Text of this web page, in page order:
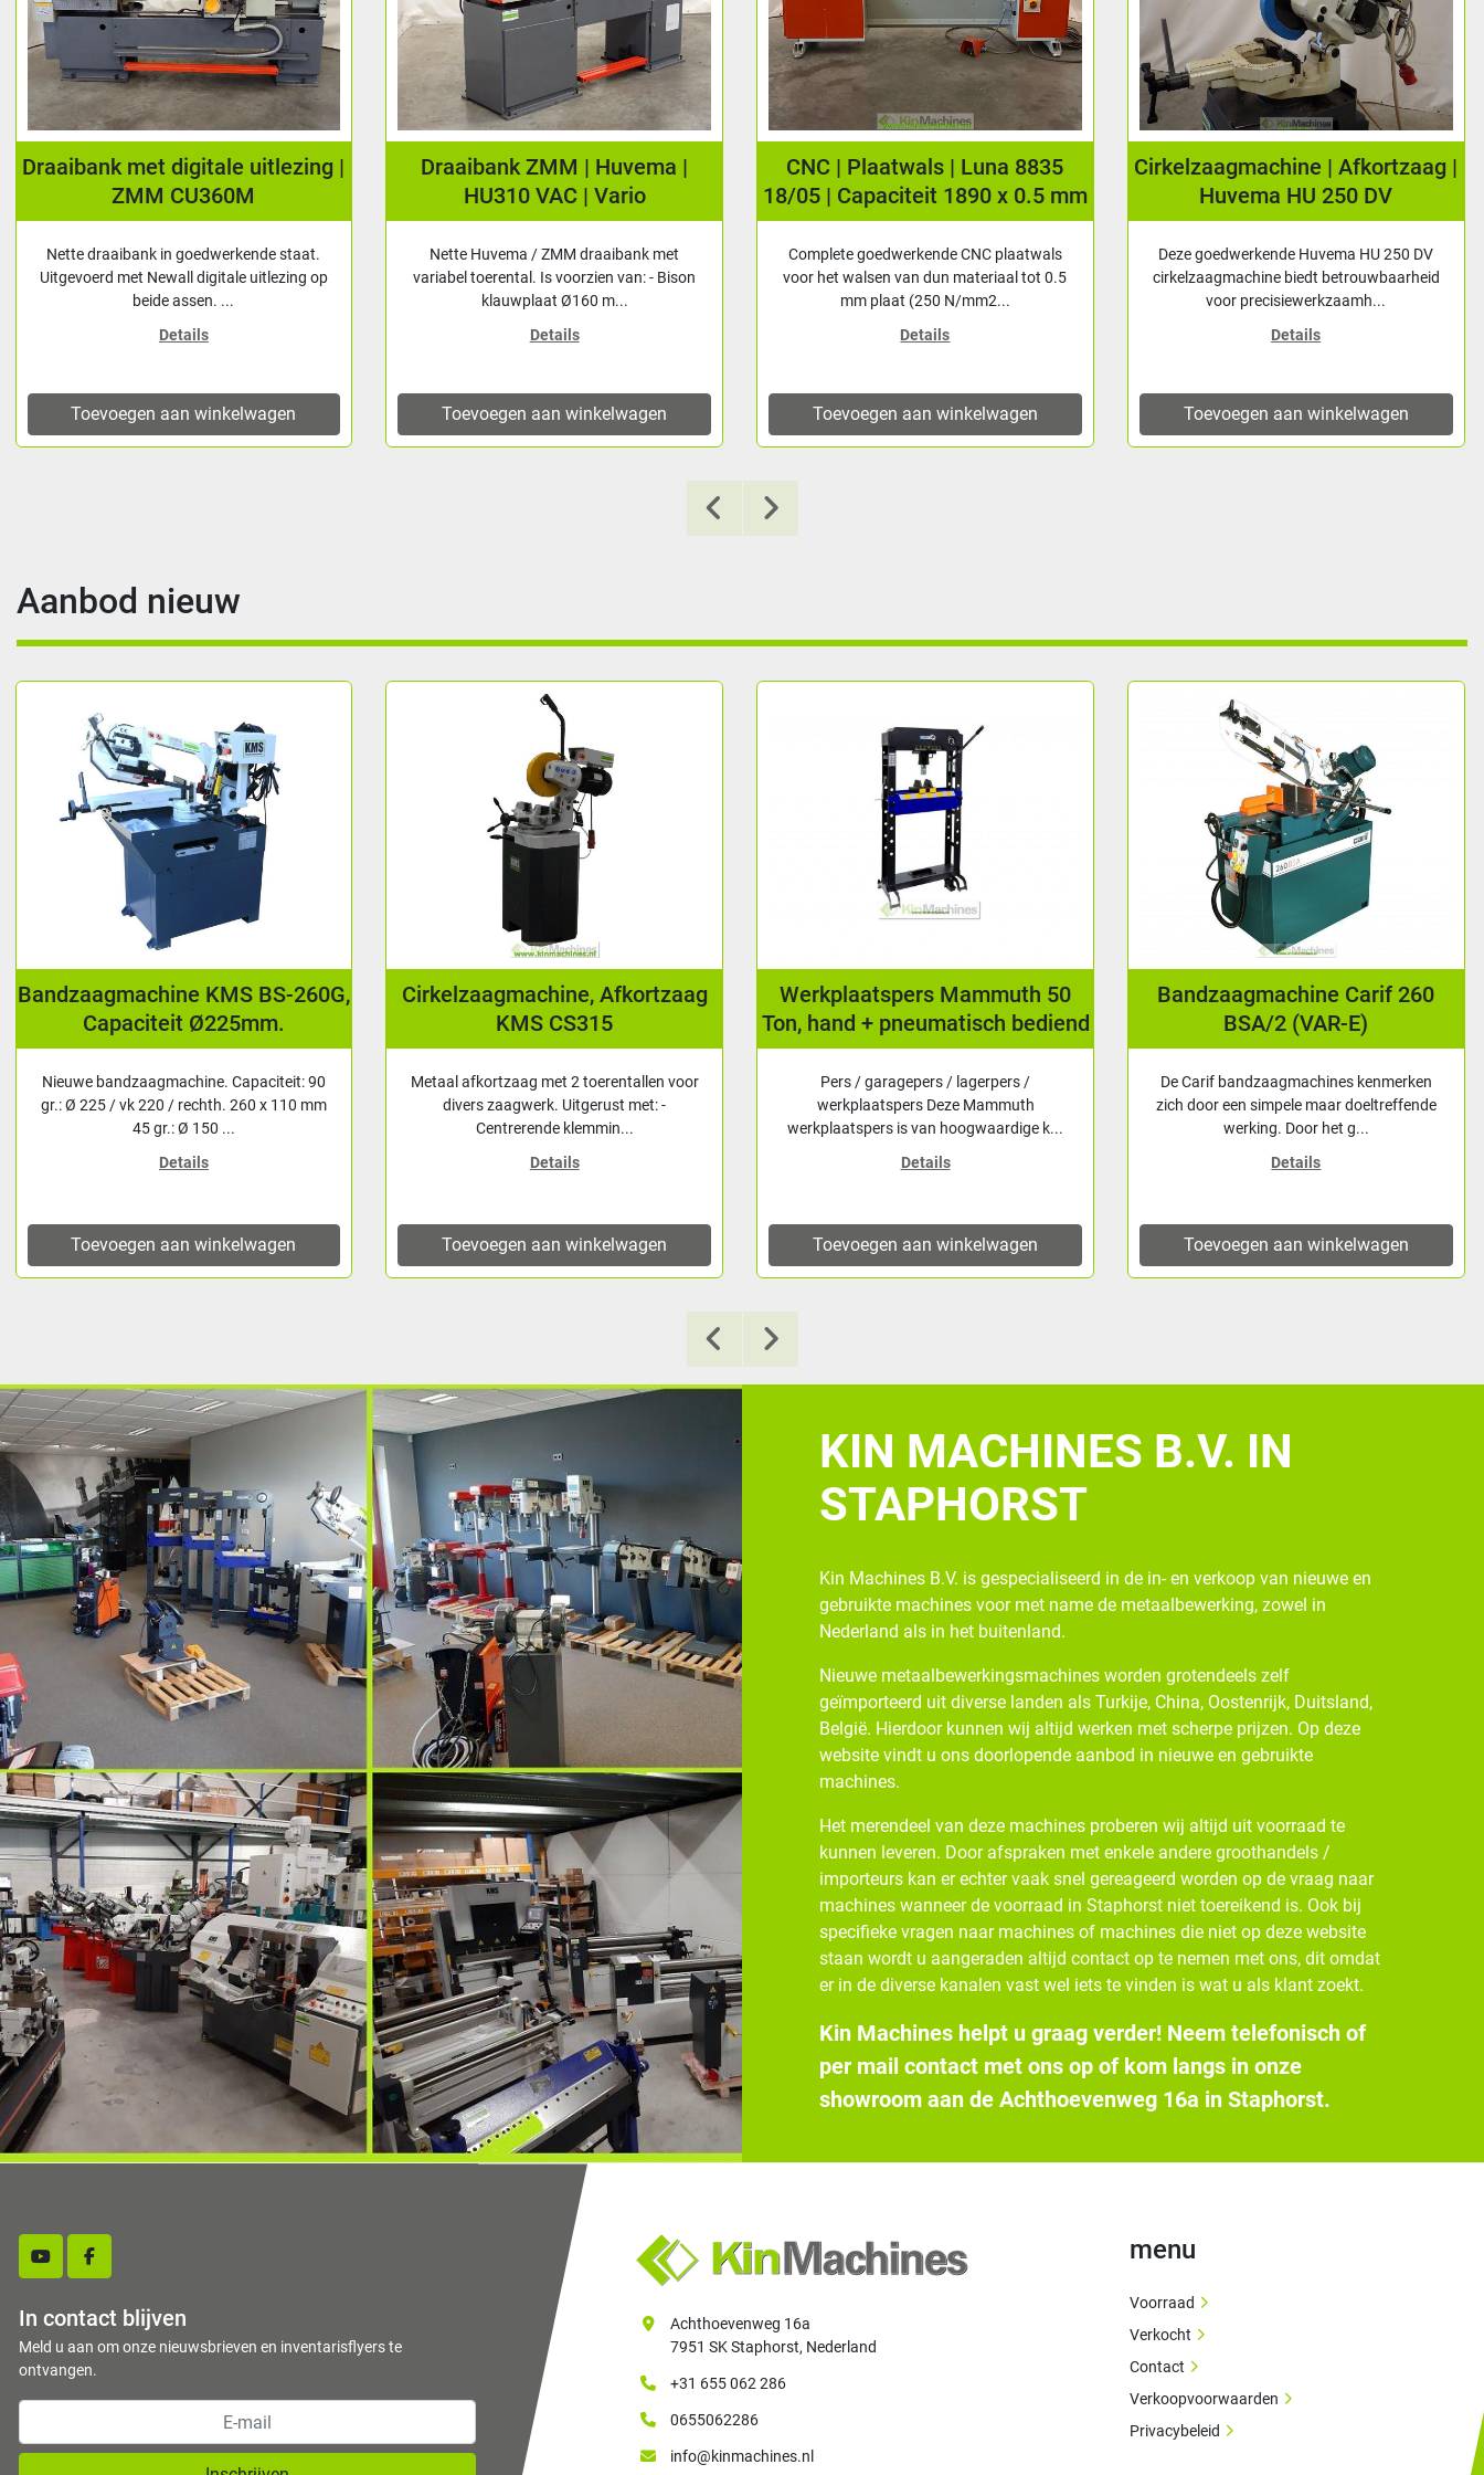
Draaibank met digitale uitlezing |
ZMM CU360M
Nette draaibank in goedwerkende staat.
Uitgevoerd met Newall digitale uitlezing op
beide assen. ...
Details
Toevoegen aan winkelwagen
Draaibank ZMM | Huvema |
HU310 VAC | Vario
Nette Huvema / ZMM draaibank met
variabel toerental. Is voorzien van: - Bison
klauwplaat Ø160 m...
Details
Toevoegen aan winkelwagen
CNC | Plaatwals | Luna 8835
18/05 | Capaciteit 1890 x 0.5 mm
Complete goedwerkende CNC plaatwals
voor het walsen van dun materiaal tot 0.5
mm plaat (250 N/mm2...
Details
Toevoegen aan winkelwagen
Cirkelzaagmachine | Afkortzaag |
Huvema HU 250 DV
Deze goedwerkende Huvema HU 250 DV
cirkelzaagmachine biedt betrouwbaarheid
voor precisiewerkzaamh...
Details
Toevoegen aan winkelwagen
Aanbod nieuw
Bandzaagmachine KMS BS-260G,
Capaciteit Ø225mm.
Nieuwe bandzaagmachine. Capaciteit: 90
gr.: Ø 225 / vk 220 / rechth. 260 x 110 mm
45 gr.: Ø 150 ...
Details
Toevoegen aan winkelwagen
Cirkelzaagmachine, Afkortzaag
KMS CS315
Metaal afkortzaag met 2 toerentallen voor
divers zaagwerk. Uitgerust met: -
Centrerende klemmin...
Details
Toevoegen aan winkelwagen
Werkplaatspers Mammuth 50
Ton, hand + pneumatisch bediend
Pers / garagepers / lagerpers /
werkplaatspers Deze Mammuth
werkplaatspers is van hoogwaardige k...
Details
Toevoegen aan winkelwagen
Bandzaagmachine Carif 260
BSA/2 (VAR-E)
De Carif bandzaagmachines kenmerken
zich door een simpele maar doeltreffende
werking. Door het g...
Details
Toevoegen aan winkelwagen
KIN MACHINES B.V. IN
STAPHORST
Kin Machines B.V. is gespecialiseerd in de in- en verkoop van nieuwe en
gebruikte machines voor met name de metaalbewerking, zowel in
Nederland als in het buitenland.
Nieuwe metaalbewerkingsmachines worden grotendeels zelf
geïmporteerd uit diverse landen als Turkije, China, Oostenrijk, Duitsland,
België. Hierdoor kunnen wij altijd werken met scherpe prijzen. Op deze
website vindt u ons doorlopende aanbod in nieuwe en gebruikte
machines.
Het merendeel van deze machines proberen wij altijd uit voorraad te
kunnen leveren. Door afspraken met enkele andere groothandels /
importeurs kan er echter vaak snel gereageerd worden op de vraag naar
machines wanneer de voorraad in Staphorst niet toereikend is. Ook bij
specifieke vragen naar machines of machines die niet op deze website
staan wordt u aangeraden altijd contact op te nemen met ons, dit omdat
er in de diverse kanalen vast wel iets te vinden is wat u als klant zoekt.
Kin Machines helpt u graag verder! Neem telefonisch of
per mail contact met ons op of kom langs in onze
showroom aan de Achthoevenweg 16a in Staphorst.
youtubefacebook
In contact blijven
Meld u aan om onze nieuwsbrieven en inventarisflyers te
ontvangen.
Achthoevenweg 16a
7951 SK Staphorst, Nederland
+31 655 062 286
0655062286
info@kinmachines.nl
menu
Voorraad
Verkocht
Contact
Verkoopvoorwaarden
Privacybeleid